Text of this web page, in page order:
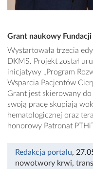
Grant naukowy
Wystartowała trzecia
DKMS. Projekt został
inicjatywy „Program
Wsparcia Pacjentów
Grant jest skierowany
swoją pracę skupiają
hematologicznej oraz
honorowy Patronat
Redakcja portalu,
nowotwory krwi,